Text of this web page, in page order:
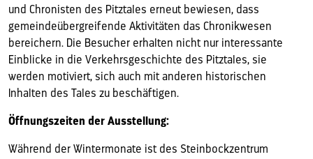
und Chronisten des Pitztales erneut bewiesen, dass
gemeindeübergreifende Aktivitäten das Chronikwesen
bereichern. Die Besucher erhalten nicht nur interessante
Einblicke in die Verkehrsgeschichte des Pitztales, sie
werden motiviert, sich auch mit anderen historischen
Inhalten des Tales zu beschäftigen.
Öffnungszeiten der Ausstellung:
Während der Wintermonate ist des Steinbockzentrum